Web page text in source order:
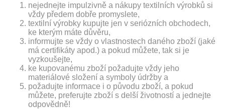
nejednejte impulzivně a nákupy textilních výrobků si
vždy předem dobře promyslete,
textilní výrobky kupujte jen v seriózních obchodech,
ke kterým máte důvěru,
informujte se vždy o vlastnostech daného zboží (jaké
má certifikáty apod.) a pokud můžete, tak si je
vyzkoušejte,
ke kupovanému zboží požadujte vždy jeho
materiálové složení a symboly údržby a
požadujte informace i o původu zboží, a pokud
můžete, preferujte zboží s delší životností a jednejte
odpovědně!